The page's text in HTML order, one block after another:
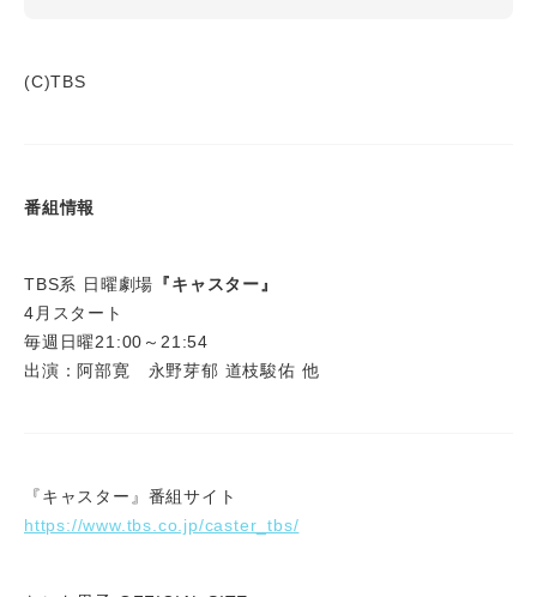
(C)TBS
番組情報
TBS系 日曜劇場 『キャスター』
4月スタート
毎週日曜21:00～21:54
出演：阿部寛 永野芽郁 道枝駿佑 他
『キャスター』番組サイト
https://www.tbs.co.jp/caster_tbs/